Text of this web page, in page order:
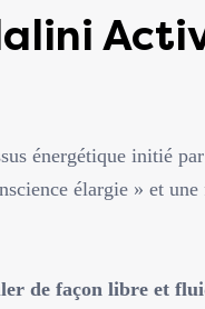
énergétique initié
élargie » et
de façon libre et